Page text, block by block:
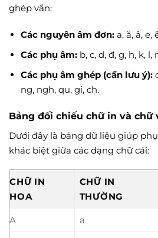
ghép vần:
Các nguyên âm đơn:a, ă, â, e,
Các phụ âm:b, c, d, đ, g, h, k, l,
Các phụ âm ghép (cần lưu ý):
ng, ngh, qu, gi, ch.
Bảng đối chiếu chữ in và chữ
Dưới đây là bảng dữ liệu giúp
khác biệt giữa các dạng chữ cái:
CHỮ IN
HOA
CHỮ IN
THƯỜNG
A a